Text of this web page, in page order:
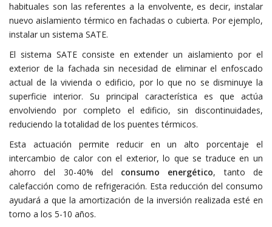
habituales son las referentes a la envolvente, es decir, instalar
nuevo aislamiento térmico en fachadas o cubierta. Por ejemplo,
instalar un sistema SATE.
El sistema SATE consiste en extender un aislamiento por el
exterior de la fachada sin necesidad de eliminar el enfoscado
actual de la vivienda o edificio, por lo que no se disminuye la
superficie interior. Su principal característica es que actúa
envolviendo por completo el edificio, sin discontinuidades,
reduciendo la totalidad de los puentes térmicos.
Esta actuación permite reducir en un alto porcentaje el
intercambio de calor con el exterior, lo que se traduce en un
ahorro del 30-40% del consumo energético, tanto de
calefacción como de refrigeración. Esta reducción del consumo
ayudará a que la amortización de la inversión realizada esté en
torno a los 5-10 años.